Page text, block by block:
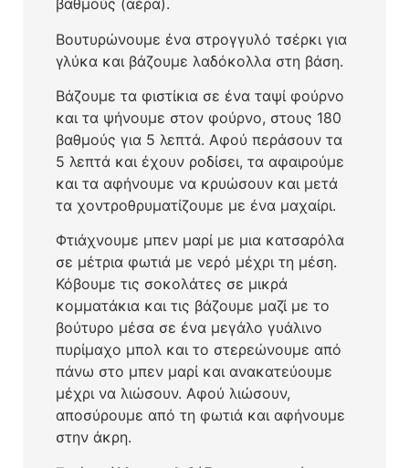
βαθμούς (αέρα).
Βουτυρώνουμε ένα στρογγυλό τσέρκι για
γλύκα και βάζουμε λαδόκολλα στη βάση.
Βάζουμε τα φιστίκια σε ένα ταψί φούρνο
και τα ψήνουμε στον φούρνο, στους 180
βαθμούς για 5 λεπτά. Αφού περάσουν τα
5 λεπτά και έχουν ροδίσει, τα αφαιρούμε
και τα αφήνουμε να κρυώσουν και μετά
τα χοντροθρυματίζουμε με ένα μαχαίρι.
Φτιάχνουμε μπεν μαρί με μια κατσαρόλα
σε μέτρια φωτιά με νερό μέχρι τη μέση.
Κόβουμε τις σοκολάτες σε μικρά
κομματάκια και τις βάζουμε μαζί με το
βούτυρο μέσα σε ένα μεγάλο γυάλινο
πυρίμαχο μπολ και το στερεώνουμε από
πάνω στο μπεν μαρί και ανακατεύουμε
μέχρι να λιώσουν. Αφού λιώσουν,
αποσύρουμε από τη φωτιά και αφήνουμε
στην άκρη.